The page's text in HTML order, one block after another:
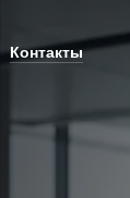
Контакты